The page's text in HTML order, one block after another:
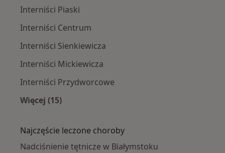
Interniści Piaski
Interniści Centrum
Interniści Sienkiewicza
Interniści Mickiewicza
Interniści Przydworcowe
Więcej (15)
Najczęście leczone choroby
Nadciśnienie tętnicze w Białymstoku